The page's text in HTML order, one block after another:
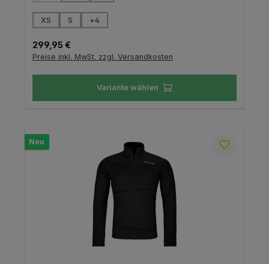
Größe auswählen
XS S +4
Regulärer Preis:
299,95 €
Preise inkl. MwSt. zzgl. Versandkosten
Variante wählen
Neu